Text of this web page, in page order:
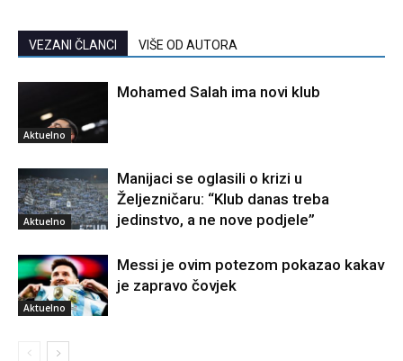
VEZANI ČLANCI VIŠE OD AUTORA
Aktuelno
Mohamed Salah ima novi klub
Aktuelno
Manijaci se oglasili o krizi u
Željezničaru: “Klub danas treba
jedinstvo, a ne nove podjele”
Aktuelno
Messi je ovim potezom pokazao kakav
je zapravo čovjek